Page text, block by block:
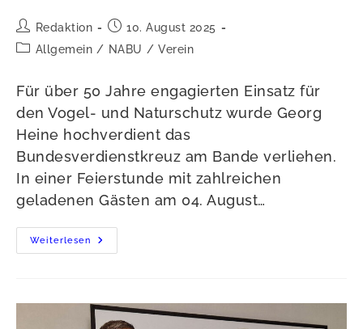
Beitrags-
Autor:
Redaktion
Beitrag
veröffentlicht:
10. August 2025
Beitrags-
Allgemein / NABU / Verein
Für über 50 Jahre engagierten Einsatz für
den Vogel- und Naturschutz wurde Georg
Heine hochverdient das
Bundesverdienstkreuz am Bande verliehen.
In einer Feierstunde mit zahlreichen
geladenen Gästen am 04. August…
Weiterlesen
Georg
Heine